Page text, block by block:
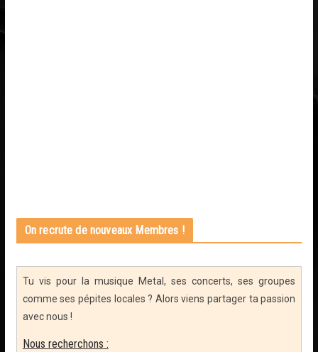
On recrute de nouveaux Membres !
Tu vis pour la musique Metal, ses concerts, ses groupes
comme ses pépites locales ? Alors viens partager ta passion
avec nous !
Nous recherchons :